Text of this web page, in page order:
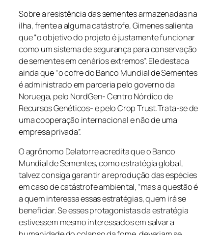
Sobre a resistência das sementes armazenadas na
ilha, frente a alguma catástrofe, Gimenes salienta
que “o objetivo do projeto é justamente funcionar
como um sistema de segurança para conservação
de sementes em cenários extremos”. Ele destaca
ainda que “o cofre do Banco Mundial de Sementes
é administrado em parceria pelo governo da
Noruega, pelo NordGen- Centro Nórdico de
Recursos Genéticos- e pelo Crop Trust.Trata-se de
uma cooperação internacional e não de uma
empresa privada”.
O agrônomo Delatorre acredita que o Banco
Mundial de Sementes, como estratégia global,
talvez consiga garantir a reprodução das espécies
em caso de catástrofe ambiental, “mas a questão é
a quem interessa essas estratégias, quem irá se
beneficiar. Se esses protagonistas da estratégia
estivessem mesmo interessados em salvar a